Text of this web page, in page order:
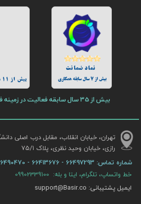
بیش از 11 سال سابقه اینماد
بیش از 35 سال سابقه فعالیت در زمینه فرهنگی و قرآنی
بیش از 7 سال سابقه همکاری
تهران، خیابان انقلاب، مقابل درب اصلی
رازی، خیابان وحید نظری، پلاک ۷۵/۱​​​​​​​
شماره تماس:
خط واتساپ، تلگرام، ایتا و بله: 09902339100
ایمیل پشتیبانی: support@Basir.co